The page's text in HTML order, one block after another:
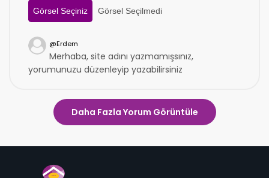
Görsel Seçiniz Görsel Seçilmedi
@Erdem
Merhaba, site adını yazmamışsınız,
yorumunuzu düzenleyip yazabilirsiniz
17/02/2025 00:06 0 0
Yorum yapmak içingirişyapabilirsiniz.
Daha Fazla Yorum Görüntüle